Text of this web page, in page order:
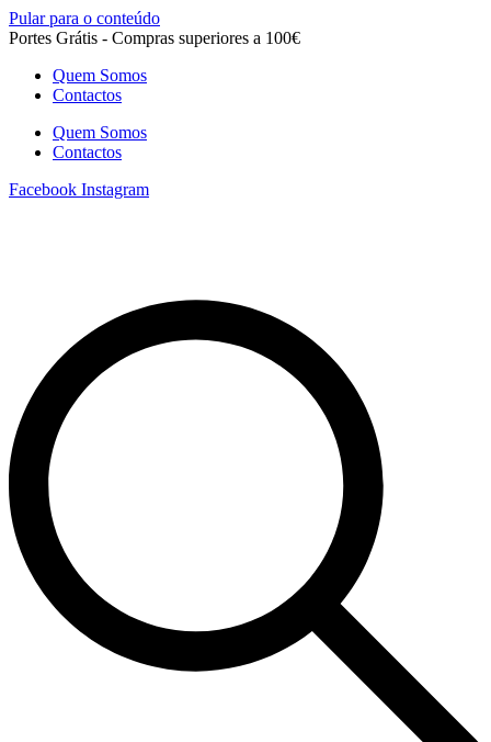
Pular para o conteúdo
Portes Grátis - Compras superiores a 100€
Quem Somos
Contactos
Quem Somos
Contactos
Facebook Instagram